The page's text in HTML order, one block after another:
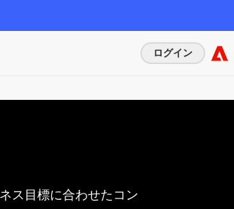
ログイン
ス目標に合わせたコン